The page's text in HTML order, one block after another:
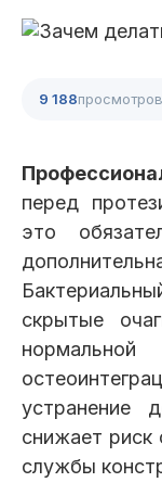
Услуги
Имплантация
Разумовская
Химки Ленинский
Цены
Врачи
9 188просмотров
перед
это
скрытые
устранение
снижает риск
службы